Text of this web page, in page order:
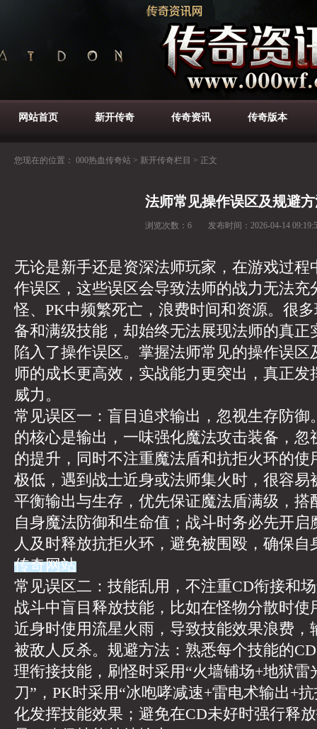
网站首页 新开传奇 传奇资讯 传奇版本
您现在的位置： 000热血传奇站 > 新开传奇栏目 > 正文
法师常见操作误区及规避
浏览次数： 6 发布时间： 2026-04-14
无论是新手还是资深法师玩家，在游戏过程
作误区，这些误区会导致法师的战力无法充
怪、PK中频繁死亡，浪费时间和资源。很
备和满级技能，却始终无法展现法师的真正
陷入了操作误区。掌握法师常见的操作误区
师的成长更高效，实战能力更突出，真正发
威力。
常见误区一：盲目追求输出，忽视生存防御
的核心是输出，一味强化魔法攻击装备，忽
的提升，同时不注重魔法盾和抗拒火环的使
极低，遇到战士近身或法师集火时，很容易
平衡输出与生存，优先保证魔法盾满级，搭
自身魔法防御和生命值；战斗时务必先开启
人及时释放抗拒火环，避免被围殴，确保自
传奇网站
常见误区二：技能乱用，不注重CD衔接和
战斗中盲目释放技能，比如在怪物分散时使
近身时使用流星火雨，导致技能效果浪费，
被敌人反杀。规避方法：熟悉每个技能的
理衔接技能，刷怪时采用“火墙铺场+地狱雷
刀”，PK时采用“冰咆哮减速+雷电术输出+
化发挥技能效果；避免在CD未好时强行释